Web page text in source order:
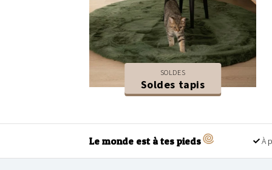
SOLDES
Soldes tapis
Le monde est à tes pieds À